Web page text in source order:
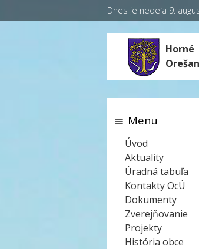
Dnes je nedeľa 9.
Horné
Menu
Úvod
Aktuality
Úradná tabuľa
Kontakty OcÚ
Dokumenty
Zverejňovanie
Projekty
História obce